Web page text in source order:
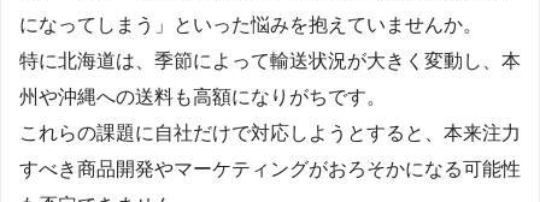
になってしまう」といった悩みを抱えていませんか。
特に北海道は、季節によって輸送状況が大きく変動し、本
州や沖縄への送料も高額になりがちです。
これらの課題に自社だけで対応しようとすると、本来注力
すべき商品開発やマーケティングがおろそかになる可能性